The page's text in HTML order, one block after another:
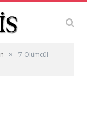
»
‘7 Ölümcül